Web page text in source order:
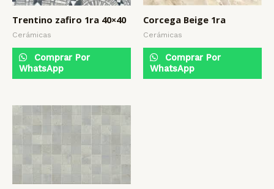
Trentino zafiro 1ra 40×40
Cerámicas
Comprar Por
WhatsApp
Corcega Beige 1ra
Cerámicas
Comprar Por
WhatsApp